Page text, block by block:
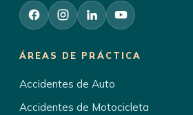
ÁREAS DE PRÁCTICA
Accidentes de Auto
Accidentes de Motocicleta